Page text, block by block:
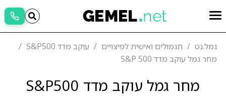
גמל.נט תגמולים ואישית לפיצויים
עוקב מדד S&P500
מחר גמל עוקב מדד 500 S&P
מחר גמל עוקב מדד S&P500